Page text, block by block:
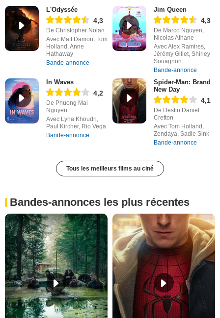
L'Odyssée
4,3
De Christopher Nolan
Avec Matt Damon, Tom
Holland, Anne
Hathaway
Bande-annonce
Jim Queen
4,3
De Marco Nguyen,
Nicolas Athane
Avec Alex Ramires,
Jérémy Gillet, Shirley
Souagnon
Bande-annonce
In Waves
4,2
De Phuong Mai
Nguyen
Avec Lyna Khoudri,
Paul Kircher, Rio Vega
Bande-annonce
Spider-Man: Brand
New Day
4,1
De Destin Daniel
Cretton
Avec Tom Holland,
Zendaya, Sadie Sink
Bande-annonce
Tous les meilleurs films au ciné
Bandes-annonces les plus récentes